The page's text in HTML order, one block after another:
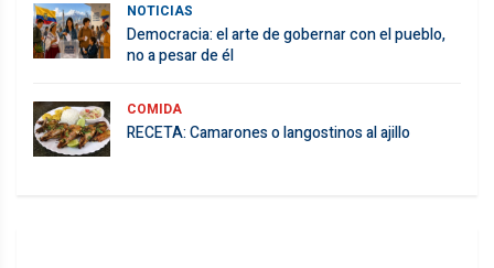
NOTICIAS
Democracia: el arte de gobernar con el pueblo,
no a pesar de él
COMIDA
RECETA: Camarones o langostinos al ajillo